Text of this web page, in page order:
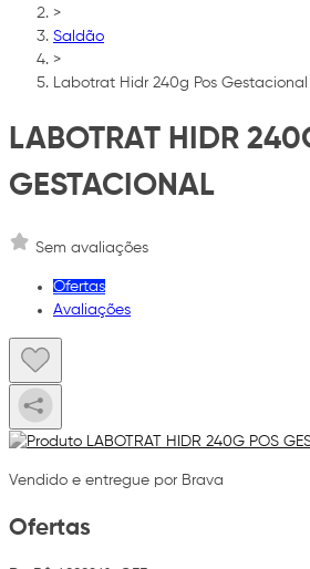
>
Saldão
>
Labotrat Hidr 240g Pos Gestacional
LABOTRAT HIDR
GESTACIONAL
Sem avaliações
Ofertas
Avaliações
Vendido e entregue por Brava
Ofertas